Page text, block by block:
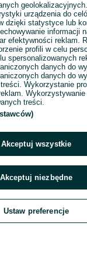
2 3 4 5
Zadzwoń / SMS
Dodaj
urządzenia do
dzięki statystyce lub
informacji
efektywności reklam.
profili w celu
spersonalizowanych
danych do
danych do
Wykorzystanie
treści.
Akceptuj wszystkie
Akceptuj niezbędne
Ustaw preferencje